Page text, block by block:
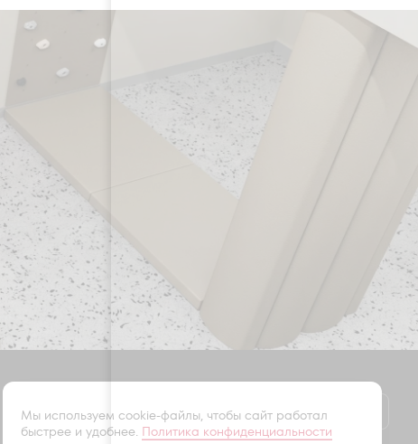
Оставить заявку
Мы используем cookie-файлы, чтобы сайт работал
быстрее и удобнее. Политика конфиденциальности